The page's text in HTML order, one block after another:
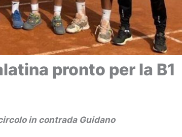
pronto per la B1
in contrada Guidano